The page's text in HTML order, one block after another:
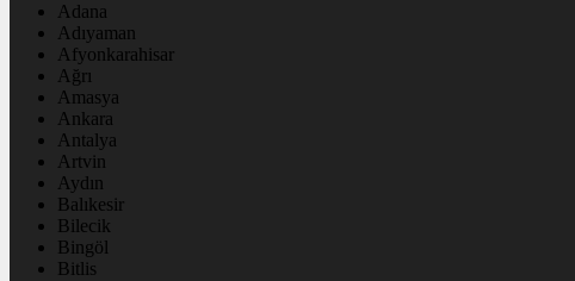
Adana
Adıyaman
Afyonkarahisar
Ağrı
Amasya
Ankara
Antalya
Artvin
Aydın
Balıkesir
Bilecik
Bingöl
Bitlis